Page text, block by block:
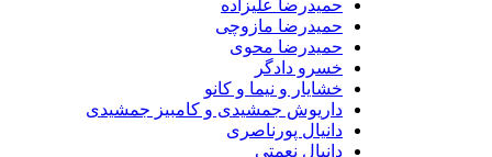
حمیدرضا علیزاده
حمیدرضا مازوچی
حمیدرضا محوی
خسرو دادگر
خشایار و نیما و کانو
داریوش جمشیدی و کامبیز جمشیدی
دانیال پورناصری
دانیال نعمتی